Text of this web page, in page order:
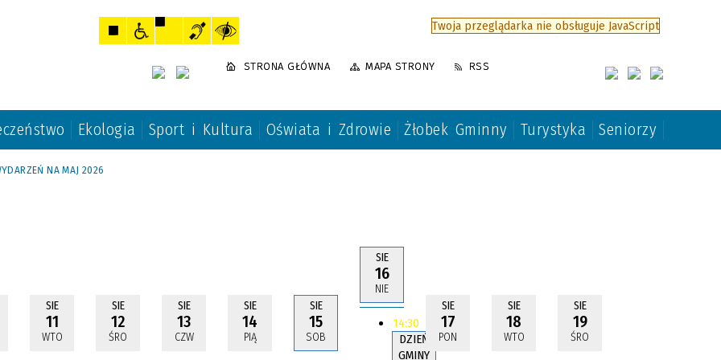
Twoja przeglądarka nie obsługuje JavaScript
STRONA GŁÓWNA MAPA STRONY RSS
Ekologia Sport i Kultura Oświata i Zdrowie Żłobek Gminny Turystyka Seniorzy
NA MAJ 2026
SIE
11
WTO
SIE
12
ŚRO
SIE
13
CZW
SIE
14
PIĄ
SIE
15
SOB
SIE
16
NIE
14:30
DZIEŃ
GMINY
SIE
17
PON
SIE
18
WTO
SIE
19
ŚRO